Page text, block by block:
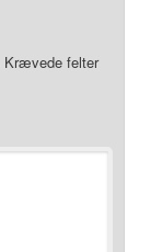
Krævede felter